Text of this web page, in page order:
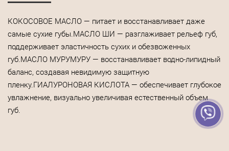
КОКОСОВОЕ МАСЛО — питает и восстанавливает даже
самые сухие губы.МАСЛО ШИ — разглаживает рельеф губ,
поддерживает эластичность сухих и обезвоженных
губ.МАСЛО МУРУМУРУ — восстанавливает водно-липидный
баланс, создавая невидимую защитную
пленку.ГИАЛУРОНОВАЯ КИСЛОТА — обеспечивает глубокое
увлажнение, визуально увеличивая естественный объем
губ.